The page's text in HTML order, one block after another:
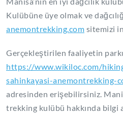
Kulübüne üye olmak ve
anemontrekking.com sitemizi
Gerçekleştirilen faaliyetin
https://www.wikiloc.com/
sahinkayasi-anemontrekking-
adresinden erişebilirsiniz.
trekking kulübü hakkında bilgi